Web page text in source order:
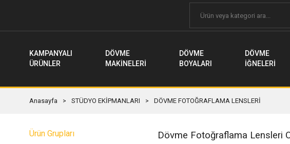
KAMPANYALI
ÜRÜNLER
DÖVME
MAKİNELERİ
DÖVME
BOYALARI
DÖVME
İĞNELERİ
Anasayfa STÜDYO EKİPMANLARI DÖVME FOTOĞRAFLAMA LENSLERİ
Ürün Grupları Dövme Fotoğraflama Lensleri